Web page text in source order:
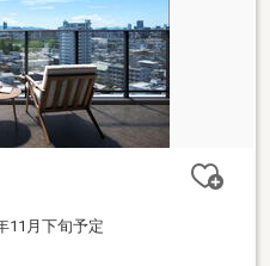
11月下旬予定